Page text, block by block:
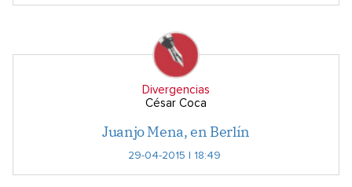
Divergencias
César Coca
Juanjo Mena, en Berlín
29-04-2015 | 18:49